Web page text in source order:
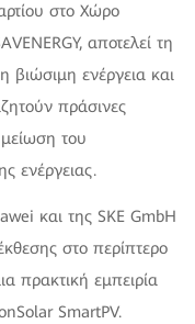
στο Χώρο
αποτελεί τη
βιώσιμη ενέργεια και
πράσινες
του
ενέργειας.
και της SKE GmbH
στο περίπτερο
πρακτική εμπειρία
SmartPV.